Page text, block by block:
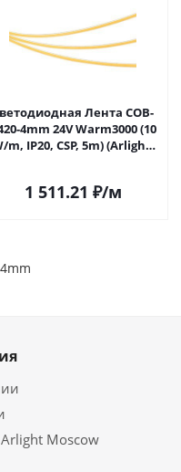
Лента COB-
4mm 24V Warm3000 (10
m, IP20, CSP, 5m) (Arlight,
1 511.21 ₽/м
Moscow